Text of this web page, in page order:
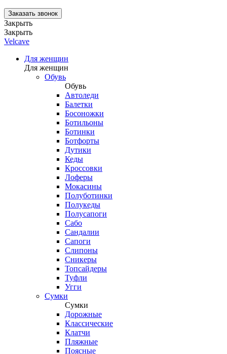
Заказать звонок
Закрыть
Закрыть
Velcave
Для женщин
Для женщин
Обувь
Обувь
Автоледи
Балетки
Босоножки
Ботильоны
Ботинки
Ботфорты
Дутики
Кеды
Кроссовки
Лоферы
Мокасины
Полуботинки
Полукеды
Полусапоги
Сабо
Сандалии
Сапоги
Слипоны
Сникеры
Топсайдеры
Туфли
Угги
Сумки
Сумки
Дорожные
Классические
Клатчи
Пляжные
Поясные